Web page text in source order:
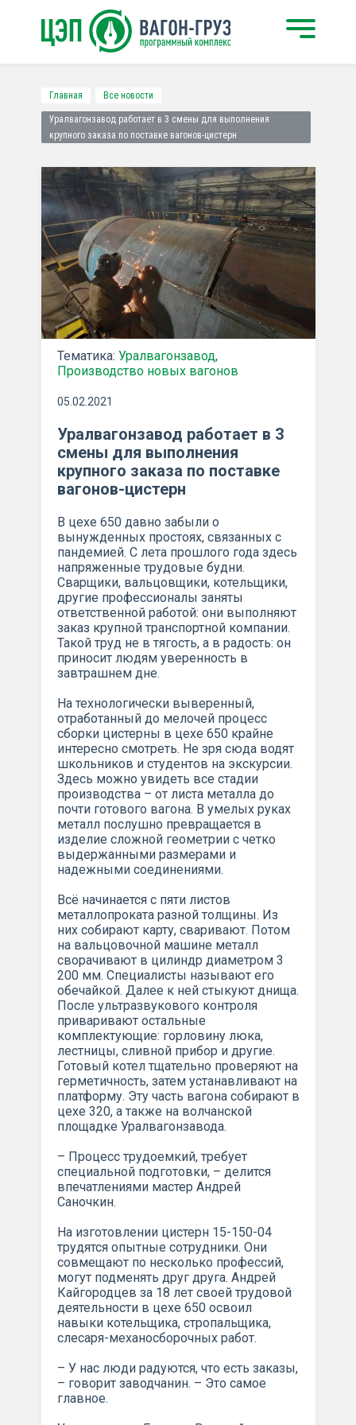
Главная Все новости
Уралвагонзавод работает в 3 смены для выполнения
крупного заказа по поставке вагонов-цистерн
Тематика: Уралвагонзавод,
Производство новых вагонов
05.02.2021
Уралвагонзавод работает в 3
смены для выполнения
крупного заказа по поставке
вагонов-цистерн
В цехе 650 давно забыли о
вынужденных простоях, связанных с
пандемией. С лета прошлого года здесь
напряженные трудовые будни.
Сварщики, вальцовщики, котельщики,
другие профессионалы заняты
ответственной работой: они выполняют
заказ крупной транспортной компании.
Такой труд не в тягость, а в радость: он
приносит людям уверенность в
завтрашнем дне.
На технологически выверенный,
отработанный до мелочей процесс
сборки цистерны в цехе 650 крайне
интересно смотреть. Не зря сюда водят
школьников и студентов на экскурсии.
Здесь можно увидеть все стадии
производства – от листа металла до
почти готового вагона. В умелых руках
металл послушно превращается в
изделие сложной геометрии с четко
выдержанными размерами и
надежными соединениями.
Всё начинается с пяти листов
металлопроката разной толщины. Из
них собирают карту, сваривают. Потом
на вальцовочной машине металл
сворачивают в цилиндр диаметром 3
200 мм. Специалисты называют его
обечайкой. Далее к ней стыкуют днища.
После ультразвукового контроля
приваривают остальные
комплектующие: горловину люка,
лестницы, сливной прибор и другие.
Готовый котел тщательно проверяют на
герметичность, затем устанавливают на
платформу. Эту часть вагона собирают в
цехе 320, а также на волчанской
площадке Уралвагонзавода.
– Процесс трудоемкий, требует
специальной подготовки, – делится
впечатлениями мастер Андрей
Саночкин.
На изготовлении цистерн 15-150-04
трудятся опытные сотрудники. Они
совмещают по несколько профессий,
могут подменять друг друга. Андрей
Кайгородцев за 18 лет своей трудовой
деятельности в цехе 650 освоил
навыки котельщика, стропальщика,
слесаря-механосборочных работ.
– У нас люди радуются, что есть заказы,
– говорит заводчанин. – Это самое
главное.